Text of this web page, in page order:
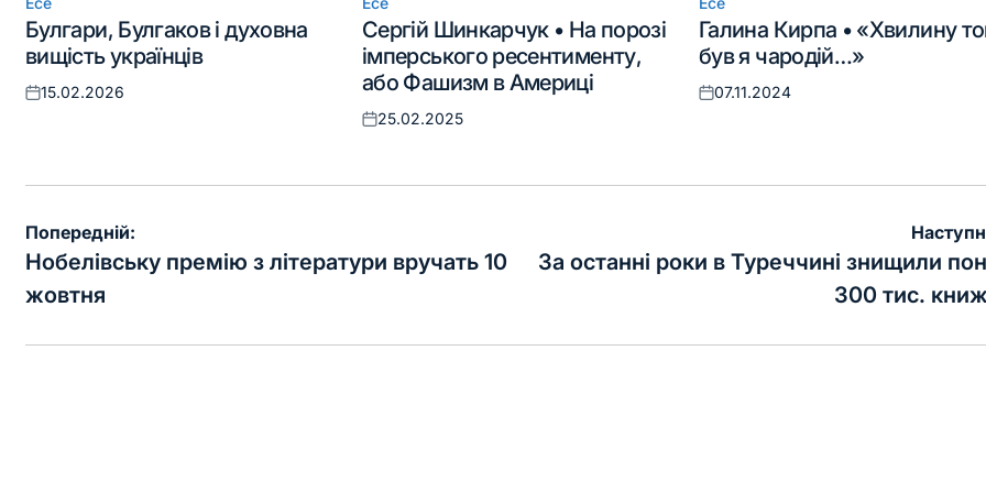
Опублікувати
у
Булгари, Булгаков і духовна
вищість українців
Оприлюднено
15.02.2026
Опублікувати
у
Сергій Шинкарчук • На порозі
імперського ресентименту,
або Фашизм в Америці
Оприлюднено
25.02.2025
Опублікувати
уГалина Кирпа • «Хвилину
був я чародій…»
Оприлюднено
07.11.2024
Навігація
записів
Попередній:
Нобелівську премію з літератури вручать 10
жовтня
За останні роки в Туреччині знищили
300 тис.